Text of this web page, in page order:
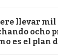
llevar mil
ocho
es el plan